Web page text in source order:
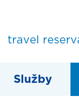
travel
Služby